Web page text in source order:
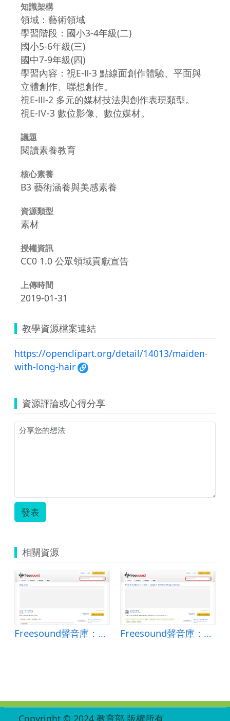
知識架構
領域：藝術領域
學習階段：國小3-4年級(二)
國小5-6年級(三)
國中7-9年級(四)
學習內容：視E-Ⅱ-3 點線面創作體驗、平面與
立體創作、聯想創作。
視E-Ⅲ-2 多元的媒材技法與創作表現類型。
視E-Ⅳ-3 數位影像、數位媒材。
議題
閱讀素養教育
核心素養
B3 藝術涵養與美感素養
資源類型
素材
授權資訊
CC0 1.0 公眾領域貢獻宣告
上傳時間
2019-01-31
教學資源檔案連結
https://openclipart.org/detail/14013/maiden-
with-long-hair
資源評論或心得分享
發表
相關資源
Freesound聲音庫：clap.wav Freesound聲音庫：Laugh 3 funniest thing ever.wav
Copyright © 2024 教育部 版權所有